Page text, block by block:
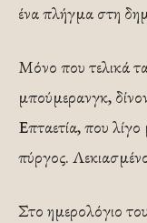
ένα πλήγμα στη
Μόνο που τελικά
μπούμερανγκ,
Επταετία, που
πύργος.
Στο ημερολόγιο